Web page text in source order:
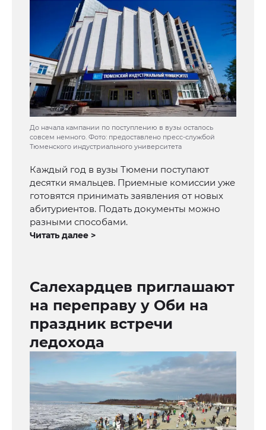
До начала кампании по поступлению в вузы осталось
совсем немного. Фото: предоставлено пресс-службой
Тюменского индустриального университета
Каждый год в вузы Тюмени поступают
десятки ямальцев. Приемные комиссии уже
готовятся принимать заявления от новых
абитуриентов. Подать документы можно
разными способами.
Читать далее >
Салехардцев приглашают
на переправу у Оби на
праздник встречи
ледохода